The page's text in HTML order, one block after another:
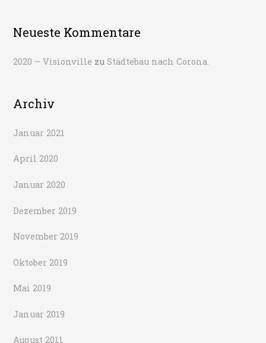
Neueste Kommentare
2020 – Visionville zuStädtebau nach Corona.
Archiv
Januar 2021
April 2020
Januar 2020
Dezember 2019
November 2019
Oktober 2019
Mai 2019
Januar 2019
August 2011